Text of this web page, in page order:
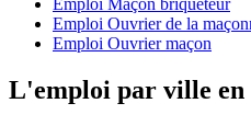
Emploi Maçon briqueteur
Emploi Ouvrier de la
Emploi Ouvrier maçon
L'emploi par ville en